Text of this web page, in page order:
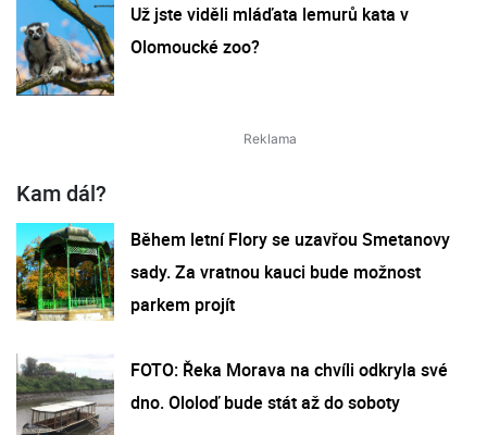
Už jste viděli mláďata lemurů kata v
Olomoucké zoo?
Kam dál?
Během letní Flory se uzavřou Smetanovy
sady. Za vratnou kauci bude možnost
parkem projít
FOTO: Řeka Morava na chvíli odkryla své
dno. Ololoď bude stát až do soboty